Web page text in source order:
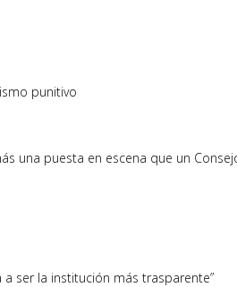
punitivo
una puesta en escena que un
a ser la institución más trasparente”